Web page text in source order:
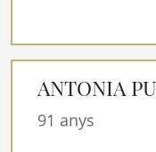
ANTONIA
91 anys